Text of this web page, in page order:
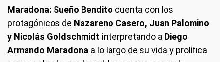
Maradona: Sueño Bendito cuenta con los
protagónicos de Nazareno Casero, Juan Palomino
y Nicolás Goldschmidt interpretando a Diego
Armando Maradona a lo largo de su vida y prolífica